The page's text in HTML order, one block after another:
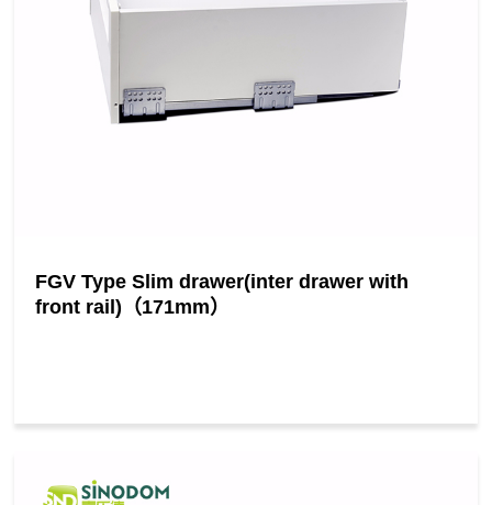
FGV Type Slim drawer(inter drawer with
front rail)（171mm）